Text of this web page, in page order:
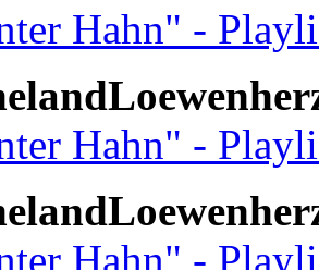
Hahn" -
Hahn" -
Hahn" -